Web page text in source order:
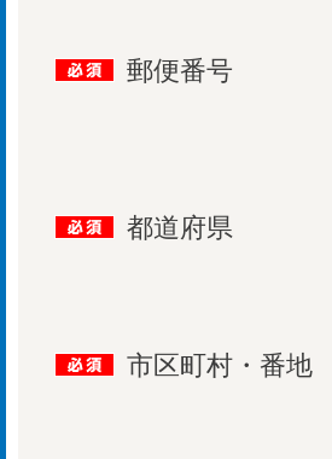
郵便番号
都道府県
市区町村・番地